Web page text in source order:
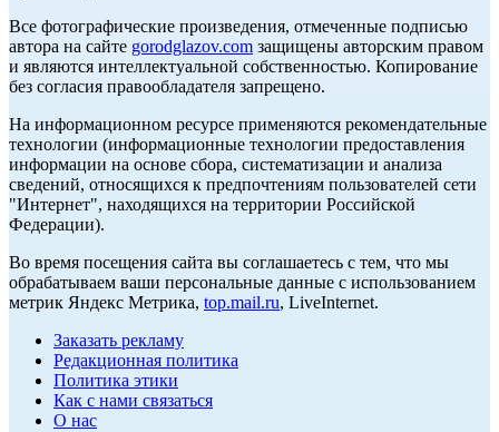
Все фотографические произведения, отмеченные подписью
автора на сайте gorodglazov.com защищены авторским правом
и являются интеллектуальной собственностью. Копирование
без согласия правообладателя запрещено.
На информационном ресурсе применяются рекомендательные
технологии (информационные технологии предоставления
информации на основе сбора, систематизации и анализа
сведений, относящихся к предпочтениям пользователей сети
"Интернет", находящихся на территории Российской
Федерации).
Во время посещения сайта вы соглашаетесь с тем, что мы
обрабатываем ваши персональные данные с использованием
метрик Яндекс Метрика, top.mail.ru, LiveInternet.
Заказать рекламу
Редакционная политика
Политика этики
Как с нами связаться
О нас